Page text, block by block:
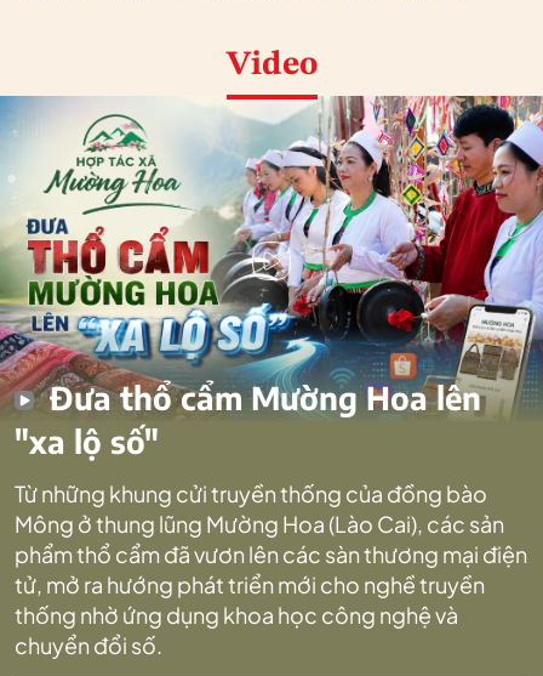
Video
Đưa thổ cẩm Mường Hoa lên
"xa lộ số"
Từ những khung cửi truyền thống của đồng bào
Mông ở thung lũng Mường Hoa (Lào Cai), các sản
phẩm thổ cẩm đã vươn lên các sàn thương mại điện
tử, mở ra hướng phát triển mới cho nghề truyền
thống nhờ ứng dụng khoa học công nghệ và
chuyển đổi số.